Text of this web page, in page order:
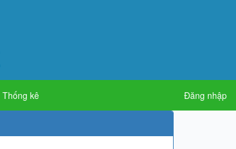
Thống kê Đăng nhập